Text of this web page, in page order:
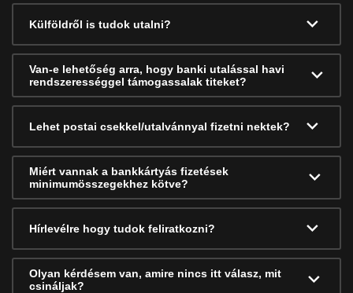
Külföldről is tudok utalni?
Van-e lehetőség arra, hogy banki utalással havi
rendszerességgel támogassalak titeket?
Lehet postai csekkel/utalvánnyal fizetni nektek?
Miért vannak a bankkártyás fizetések
minimumösszegekhez kötve?
Hírlevélre hogy tudok feliratkozni?
Olyan kérdésem van, amire nincs itt válasz, mit
csináljak?